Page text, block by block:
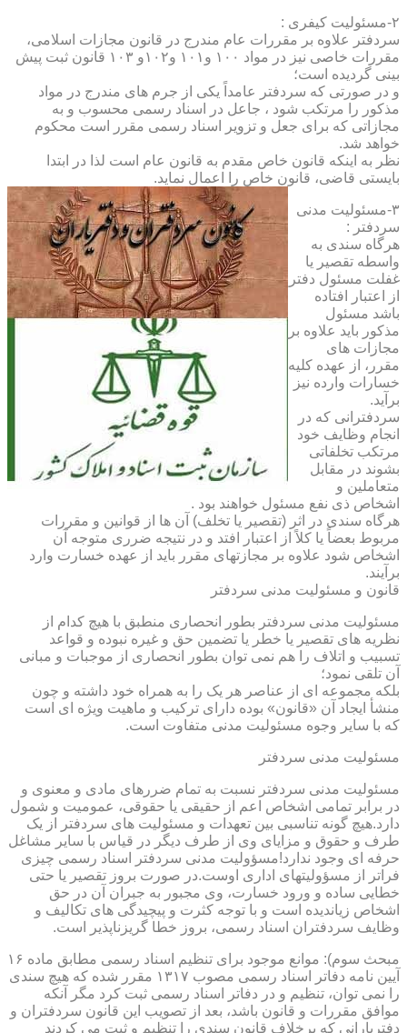
۲-مسئولیت کیفری :
سردفتر علاوه بر مقررات عام مندرج در قانون مجازات اسلامی،
مقررات خاصی نیز در مواد ۱۰۰ و۱۰۱ و۱۰۲و ۱۰۳ قانون ثبت پیش
بینی گردیده است؛
و در صورتی که سردفتر عامداً یکی از جرم های مندرج در مواد
مذکور را مرتکب شود ، جاعل در اسناد رسمی محسوب و به
مجازاتی که برای جعل و تزویر اسناد رسمی مقرر است محکوم
خواهد شد.
نظر به اینکه قانون خاص مقدم به قانون عام است لذا در ابتدا
بایستی قاضی، قانون خاص را اعمال نماید.
۳-مسئولیت مدنی
سردفتر :
هرگاه سندی به
واسطه تقصیر یا
غفلت مسئول دفتر
از اعتبار افتاده
باشد مسئول
مذکور باید علاوه بر
مجازات های
مقرر، از عهده کلیه
خسارات وارده نیز
برآید.
سردفترانی که در
انجام وظایف خود
مرتکب تخلفاتی
بشوند در مقابل
متعاملین و
اشخاص ذی نفع مسئول خواهند بود .
هرگاه سندی در اثر (تقصیر یا تخلف) آن ها از قوانین و مقررات
مربوط بعضاً یا کلاً از اعتبار افتد و در نتیجه ضرری متوجه آن
اشخاص شود علاوه بر مجازتهای مقرر باید از عهده خسارت وارد
برآیند.
قانون و مسئولیت مدنی سردفتر
مسئولیت مدنی سردفتر بطور انحصاری منطبق با هیچ کدام از
نظریه های تقصیر یا خطر یا تضمین حق و غیره نبوده و قواعد
تسبیب و اتلاف را هم نمی توان بطور انحصاری از موجبات و مبانی
آن تلقی نمود؛
بلکه مجموعه ای از عناصر هر یک را به همراه خود داشته و چون
منشأ ایجاد آن «قانون» بوده دارای ترکیب و ماهیت ویژه ای است
که با سایر وجوه مسئولیت مدنی متفاوت است.
مسئولیت مدنی سردفتر
مسئولیت مدنی سردفتر نسبت به تمام ضررهای مادی و معنوی و
در برابر تمامی اشخاص اعم از حقیقی یا حقوقی، عمومیت و شمول
دارد.هیچ گونه تناسبی بین تعهدات و مسئولیت های سردفتر از یک
طرف و حقوق و مزایای وی از طرف دیگر در قیاس با سایر مشاغل
حرفه ای وجود ندارد!مسؤولیت مدنی سردفتر اسناد رسمی چیزی
فراتر از مسؤولیتهای اداری اوست.در صورت بروز تقصیر یا حتی
خطایی ساده و ورود خسارت، وی مجبور به جبران آن در حق
اشخاص زیاندیده است و با توجه کثرت و پیچیدگی های تکالیف و
وظایف سردفتران اسناد رسمی، بروز خطا گریزناپذیر است.
مبحث سوم): موانع موجود برای تنظیم اسناد رسمی مطابق ماده ۱۶
آیین نامه دفاتر اسناد رسمی مصوب ۱۳۱۷ مقرر شده که هیچ سندی
را نمی توان، تنظیم و در دفاتر اسناد رسمی ثبت کرد مگر آنکه
موافق مقررات و قانون باشد، بعد از تصویب این قانون سردفتران و
دفتریارانی که برخلاف قانون سندی را تنظیم و ثبت می کردند